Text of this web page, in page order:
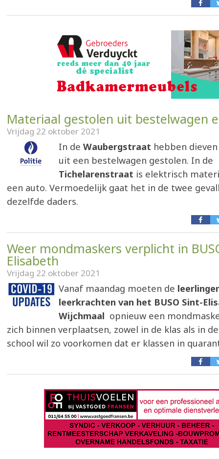
Materiaal gestolen uit bestelwagen
Vrijdag 22 oktober 2021
In de Waubergstraat hebben
uit een bestelwagen gestolen. In de
Tichelarenstraat is elektrisch
een auto. Vermoedelijk gaat het in de twee
dezelfde daders.
Weer mondmaskers verplicht in
Elisabeth
Vrijdag 22 oktober 2021
Vanaf maandag moeten de
leerkrachten van het BUSO Sint-
Wijchmaal opnieuw een
zich binnen verplaatsen, zowel in de klas als in
school wil zo voorkomen dat er klassen in